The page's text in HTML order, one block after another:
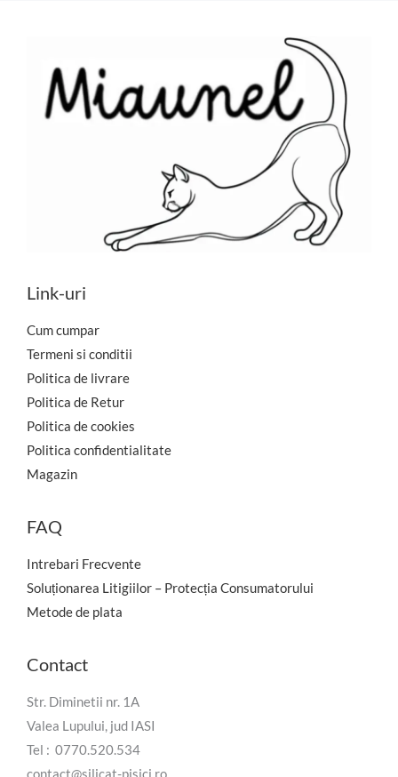
Link-uri
Cum cumpar
Termeni si conditii
Politica de livrare
Politica de Retur
Politica de cookies
Politica confidentialitate
Magazin
FAQ
Intrebari Frecvente
Soluționarea Litigiilor – Protecția Consumatorului
Metode de plata
Contact
Str. Diminetii nr. 1A
Valea Lupului, jud IASI
Tel : 0770.520.534
contact@silicat-pisici.ro